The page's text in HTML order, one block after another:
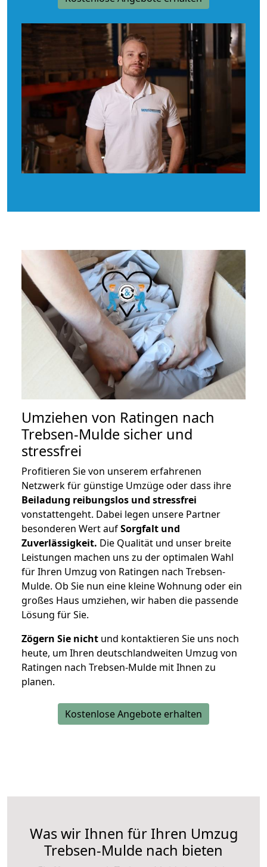
Umziehen von Ratingen nach
Trebsen-Mulde sicher und
stressfrei
Profitieren Sie von unserem erfahrenen
Netzwerk für günstige Umzüge oder dass ihre
Beiladung reibungslos und stressfrei
vonstattengeht. Dabei legen unsere Partner
besonderen Wert aufSorgfalt und
Zuverlässigkeit. Die Qualität und unser breite
Leistungen machen uns zu der optimalen Wahl
für Ihren Umzug von Ratingen nach Trebsen-
Mulde. Ob Sie nun eine kleine Wohnung oder ein
großes Haus umziehen, wir haben die passende
Lösung für Sie.
Zögern Sie nicht und kontaktieren Sie uns noch
heute, um Ihren deutschlandweiten Umzug von
Ratingen nach Trebsen-Mulde mit Ihnen zu
planen.
Kostenlose Angebote erhalten
Was wir Ihnen für Ihren Umzug
Trebsen-Mulde nach bieten